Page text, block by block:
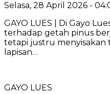
Selasa, 28 April 2026 -
GAYO LUES | Di Gayo
terhadap getah pinus
tetapi justru menyisakan
lapisan…
GAYO LUES